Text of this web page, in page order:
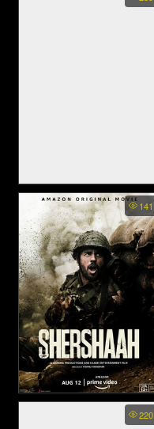
SALAAR - ซาลาร์ ภาพบุรุษ
เถื่อน (2023)
141
Shershaah (2021)
220